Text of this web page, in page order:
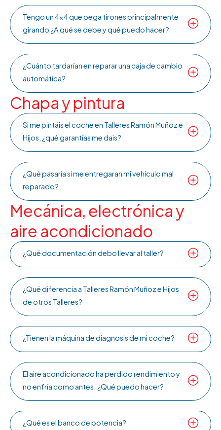
Tengo un 4x4 que pega tirones principalmente
girando ¿A qué se debe y qué puedo hacer?
¿Cuánto tardarían en reparar una caja de cambio
automática?
Chapa y pintura
Si me pintáis el coche en Talleres Ramón Muñoz e
Hijos, ¿qué garantías me dais?
¿Qué pasaría si me entregaran mi vehículo mal
reparado?
Mecánica, electrónica y
aire acondicionado
¿Qué documentación debo llevar al taller?
¿Qué diferencia a Talleres Ramón Muñoz e Hijos
de otros Talleres?
¿Tienen la máquina de diagnosis de mi coche?
El aire acondicionado ha perdido rendimiento y
no enfría como antes. ¿Qué puedo hacer?
¿Qué es el banco de potencia?